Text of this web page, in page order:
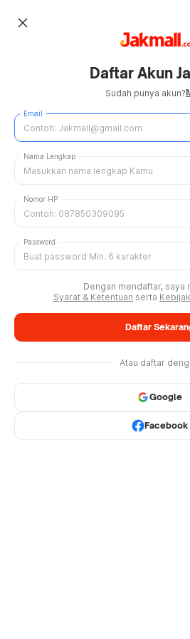
close
Daftar Akun
Sudah punya akun?
Email
Nama Lengkap
Nomor HP
Password
Dengan mendaftar, saya
Syarat & Ketentuan serta
Daftar
Atau daftar
Google
Facebook